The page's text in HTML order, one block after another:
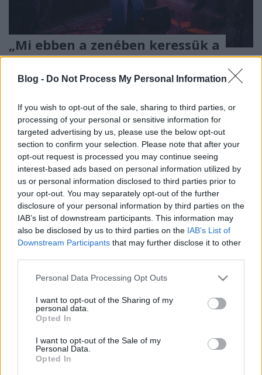
Blog - Do Not Process My Personal Information
If you wish to opt-out of the sale, sharing to third parties, or
processing of your personal or sensitive information for
targeted advertising by us, please use the below opt-out
section to confirm your selection. Please note that after your
opt-out request is processed you may continue seeing
interest-based ads based on personal information utilized by
us or personal information disclosed to third parties prior to
your opt-out. You may separately opt-out of the further
disclosure of your personal information by third parties on the
IAB’s list of downstream participants. This information may
also be disclosed by us to third parties on the IAB’s List of
Downstream Participants that may further disclose it to other
Please note that this website/app uses one or more Google
not limited to your visit or usage behaviour. You may click to
grant or deny consent to Google and its third-party tags to
use your data for below specified purposes in below Google
consent section.
Personal Data Processing Opt Outs
I want to opt-out of the Sharing of my
personal data.
Opted In
I want to opt-out of the Sale of my
Personal Data.
Opted In
„Mi ebben a zenében keressük a
teljességet”
Interjú Réti Benedekkel a Times New Román
Wereniki •2022. július 11.
„A román nagyvárosok éttermeiben oltalmat nyert
virtuóz kamarazene, a Bánát szerb, cigarettafüsttől
karcos kolói és a budapesti bérházak gangjaira
kiszűrődő cigányzene” – mindezt a kulturális
gazdagságot magába olvasztja a hazai világzenei
palettán frissen megjelent Times New Román nevű
formáció,…